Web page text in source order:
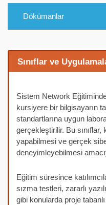
Dökümanlar
Sınıflar ve
Sistem Network
kursiyere bir bilgisayarın
standartlarına uygun
gerçekleştirilir. Bu sınıflar,
yapabilmesi ve gerçek
deneyimleyebilmesi
Eğitim süresince
sızma testleri, zararlı
gibi konularda proje